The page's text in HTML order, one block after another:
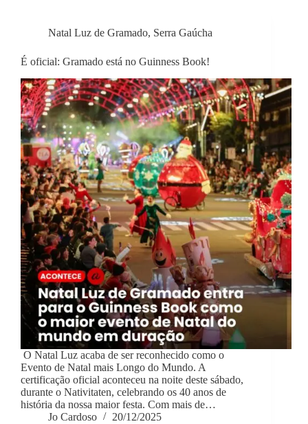
Natal Luz de Gramado, Serra Gaúcha
É oficial: Gramado está no Guinness Book!
O Natal Luz acaba de ser reconhecido como o
Evento de Natal mais Longo do Mundo. A
certificação oficial aconteceu na noite deste sábado,
durante o Nativitaten, celebrando os 40 anos de
história da nossa maior festa. Com mais de…
Jo Cardoso
20/12/2025